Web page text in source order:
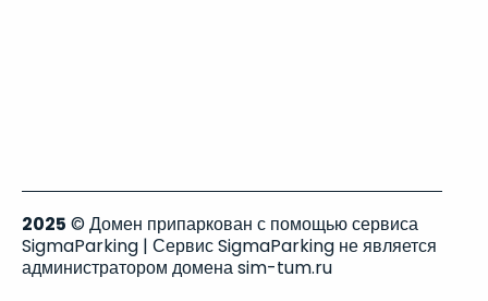
2025 © Домен припаркован с помощью сервиса
SigmaParking | Сервис SigmaParking не является
администратором домена sim-tum.ru